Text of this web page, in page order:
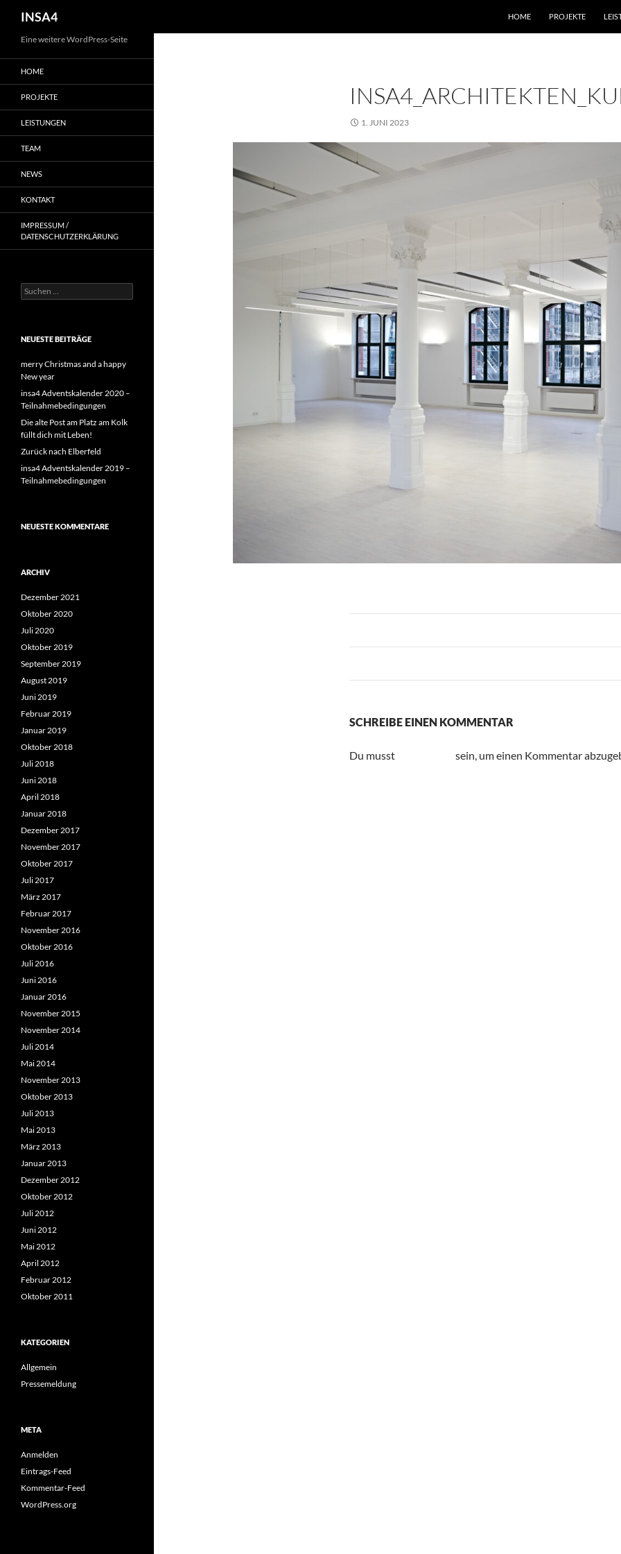
INSA4 HOME PROJEKTE
1. JUNI 2023
SCHREIBE EINEN KOMMENTAR
Du musst sein, um einen Kommentar
Eine weitere WordPress-Seite
HOME
PROJEKTE
LEISTUNGEN
TEAM
NEWS
KONTAKT
IMPRESSUM /
DATENSCHUTZERKLÄRUNG
NEUESTE BEITRÄGE
merry Christmas and a happy
New year
insa4 Adventskalender 2020 –
Teilnahmebedingungen
Die alte Post am Platz am Kolk
füllt dich mit Leben!
Zurück nach Elberfeld
insa4 Adventskalender 2019 –
Teilnahmebedingungen
NEUESTE KOMMENTARE
ARCHIV
Dezember 2021
Oktober 2020
Juli 2020
Oktober 2019
September 2019
August 2019
Juni 2019
Februar 2019
Januar 2019
Oktober 2018
Juli 2018
Juni 2018
April 2018
Januar 2018
Dezember 2017
November 2017
Oktober 2017
Juli 2017
März 2017
Februar 2017
November 2016
Oktober 2016
Juli 2016
Juni 2016
Januar 2016
November 2015
November 2014
Juli 2014
Mai 2014
November 2013
Oktober 2013
Juli 2013
Mai 2013
März 2013
Januar 2013
Dezember 2012
Oktober 2012
Juli 2012
Juni 2012
Mai 2012
April 2012
Februar 2012
Oktober 2011
KATEGORIEN
Allgemein
Pressemeldung
META
Anmelden
Eintrags-Feed
Kommentar-Feed
WordPress.org